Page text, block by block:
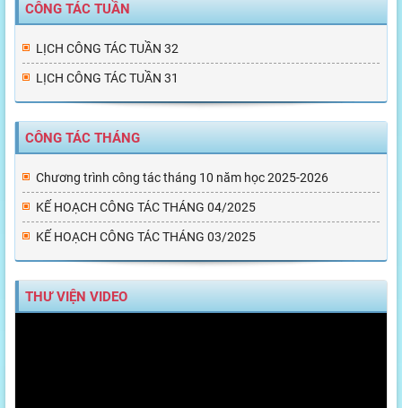
CÔNG TÁC TUẦN
LỊCH CÔNG TÁC TUẦN 32
LỊCH CÔNG TÁC TUẦN 31
CÔNG TÁC THÁNG
Chương trình công tác tháng 10 năm học 2025-2026
KẾ HOẠCH CÔNG TÁC THÁNG 04/2025
KẾ HOẠCH CÔNG TÁC THÁNG 03/2025
THƯ VIỆN VIDEO